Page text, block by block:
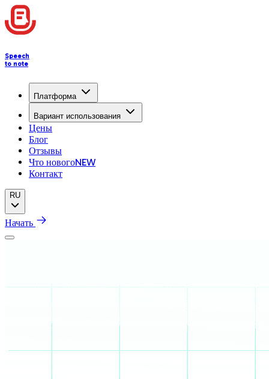
Speech
to note
Платформа
Вариант использования
Цены
Блог
Отзывы
Что новогоNEW
Контакт
RU
Начать